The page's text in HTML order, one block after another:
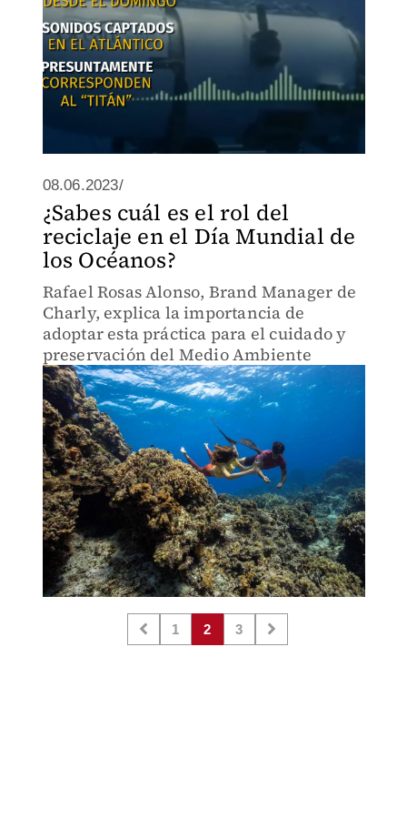
08.06.2023/
¿Sabes cuál es el rol del
reciclaje en el Día Mundial de
los Océanos?
Rafael Rosas Alonso, Brand Manager de
Charly, explica la importancia de
adoptar esta práctica para el cuidado y
preservación del Medio Ambiente
1 2 3